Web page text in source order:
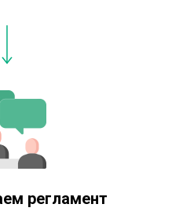
регламент